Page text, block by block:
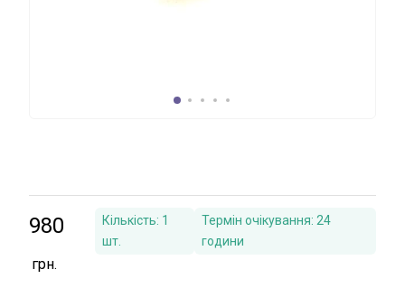
980 Кількість: 1
шт.
Термін очікування: 24
години